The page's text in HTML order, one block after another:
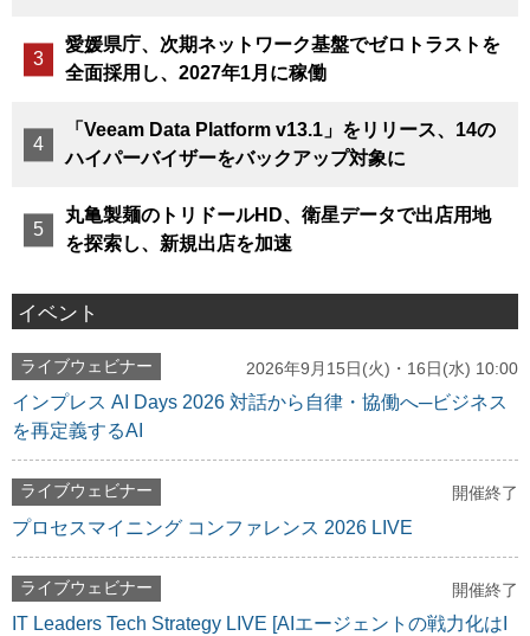
愛媛県庁、次期ネットワーク基盤でゼロトラストを
全面採用し、2027年1月に稼働
「Veeam Data Platform v13.1」をリリース、14の
ハイパーバイザーをバックアップ対象に
丸亀製麺のトリドールHD、衛星データで出店用地
を探索し、新規出店を加速
イベント
ライブウェビナー 2026年9月15日(火)・16日(水) 10:00
インプレス AI Days 2026 対話から自律・協働へ─ビジネス
を再定義するAI
ライブウェビナー 開催終了
プロセスマイニング コンファレンス 2026 LIVE
ライブウェビナー 開催終了
IT Leaders Tech Strategy LIVE [AIエージェントの戦力化はI